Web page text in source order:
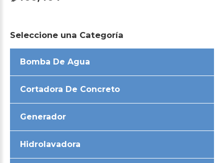
Seleccione una Categoría
Bomba De Agua
Cortadora De Concreto
Generador
Hidrolavadora